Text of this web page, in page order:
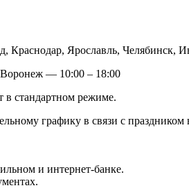
Ярославль, Челябинск,
— 10:00 – 18:00
стандартном режиме.
графику в связи с праздником
и интернет-банке.